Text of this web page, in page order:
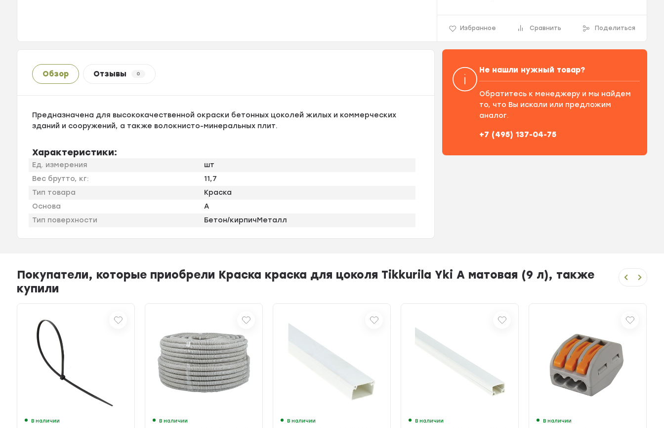
Избранное Сравнить Поделиться
Обзор Отзывы 0
Предназначена для высококачественной окраски бетонных цоколей жилых и коммерческих
зданий и сооружений, а также волокнисто-минеральных плит.
Характеристики:
Ед. измерения
шт
Вес брутто, кг:
11,7
Тип товара
Краска
Основа
A
Тип поверхности
Бетон/кирпичМеталл
Не нашли нужный товар?
Обратитесь к менеджеру и мы найдем
то, что Вы искали или предложим
аналог.
+7 (495) 137-04-75
Покупатели, которые приобрели Краска краска для цоколя Tikkurila Yki А матовая (9 л), также
купили
В наличии В наличии В наличии В наличии В наличии